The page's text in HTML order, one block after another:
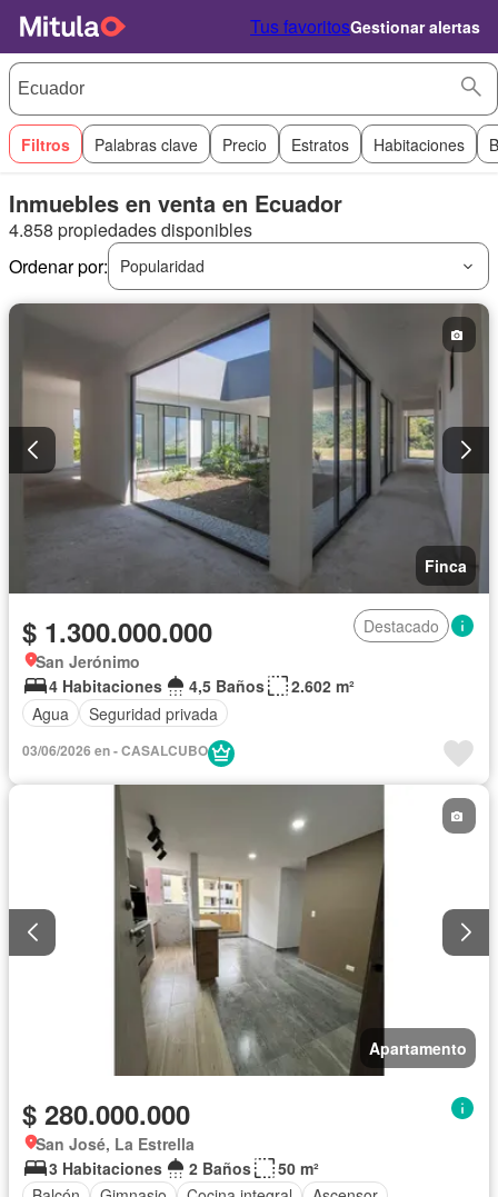
Tus favoritosGestionar alertas
Filtros Palabras clave Precio Estratos Habitaciones
Inmuebles en venta en Ecuador
4.858 propiedades disponibles
Ordenar por:
Popularidad
Finca
$ 1.300.000.000
Destacado
San Jerónimo
4 Habitaciones
4,5 Baños
2.602 m²
Agua
Seguridad privada
03/06/2026 en - CASALCUBO
Apartamento
$ 280.000.000
San José, La Estrella
3 Habitaciones
2 Baños
50 m²